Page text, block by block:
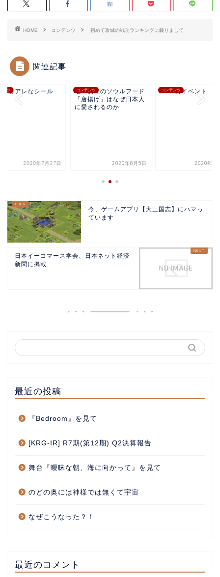
HOME コンテンツ 初めて攻城の戦功ランキングに載りまして
関連記事
ンツ
っとアレなシール
2020年7月27日
コンテンツ
唯一無二のソウルフード
「唐揚げ」はなぜ日本人
に愛されるのか
2020年8月5日
コンテンツ
2020のイベント
2020年7
今、ゲームアプリ【大三国志】にハマっ
ています
日本イーコマース学会、日本ネット経済
新聞に掲載
最近の投稿
『Bedroom』を見て
[KRG-IR] R7期(第12期) Q2決算報告
舞台『曖昧な朝、海に向かって』を見て
のどの奥には神様では無くて宇宙
なぜこうなった？！
最近のコメント